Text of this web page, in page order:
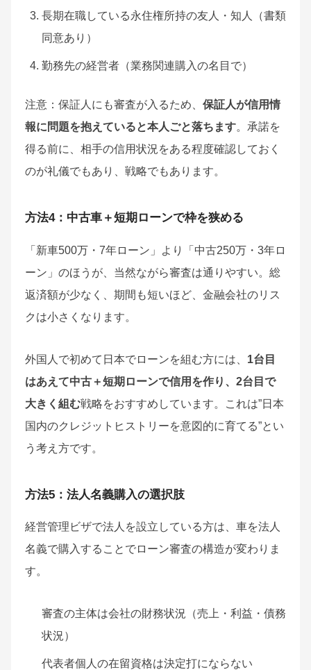
長期在職している永住権所持の友人・知人（書類
同意あり）
勤務先の経営者（業務関連購入の名目で）
注意：保証人にも審査が入るため、 保証人が信用情
報に問題を抱えていると本人ごと落ちます。承諾を
得る前に、相手の信用状況をある程度確認しておく
のが礼儀でもあり、戦略でもあります。
方法4：中古車＋短期ローンで枠を狭める
「新車500万・7年ローン」より「中古250万・3年ロ
ーン」のほうが、当然ながら審査は通りやすい。総
返済額が少なく、期間も短いほど、金融会社のリス
クは小さくなります。
外国人で初めて日本でローンを組む方には、 1台目
はあえて中古＋短期ローンで信用を作り、2台目で
大きく組む戦略をおすすめしています。これは”日本
国内のクレジットヒストリーを意図的に育てる”とい
う考え方です。
方法5：法人名義購入の選択肢
経営管理ビザで法人を設立している方は、車を法人
名義で購入することでローン審査の構造が変わりま
す。
審査の主体は会社の財務状況（売上・利益・債務
状況）
代表者個人の在留資格は決定打にならない